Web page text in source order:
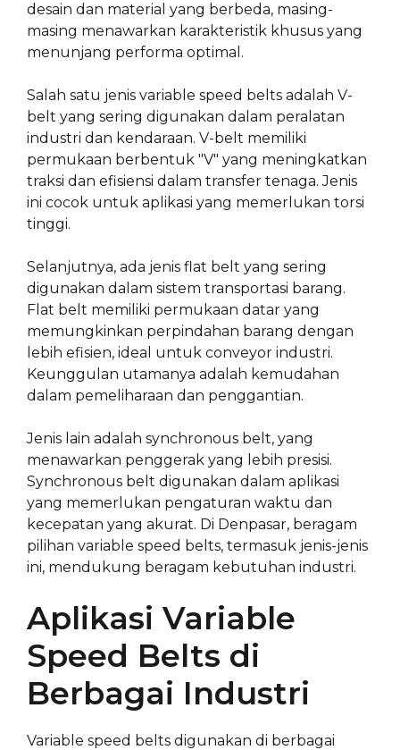
desain dan material yang berbeda, masing-
masing menawarkan karakteristik khusus yang
menunjang performa optimal.
Salah satu jenis variable speed belts adalah V-
belt yang sering digunakan dalam peralatan
industri dan kendaraan. V-belt memiliki
permukaan berbentuk "V" yang meningkatkan
traksi dan efisiensi dalam transfer tenaga. Jenis
ini cocok untuk aplikasi yang memerlukan torsi
tinggi.
Selanjutnya, ada jenis flat belt yang sering
digunakan dalam sistem transportasi barang.
Flat belt memiliki permukaan datar yang
memungkinkan perpindahan barang dengan
lebih efisien, ideal untuk conveyor industri.
Keunggulan utamanya adalah kemudahan
dalam pemeliharaan dan penggantian.
Jenis lain adalah synchronous belt, yang
menawarkan penggerak yang lebih presisi.
Synchronous belt digunakan dalam aplikasi
yang memerlukan pengaturan waktu dan
kecepatan yang akurat. Di Denpasar, beragam
pilihan variable speed belts, termasuk jenis-jenis
ini, mendukung beragam kebutuhan industri.
Aplikasi Variable
Speed Belts di
Berbagai Industri
Variable speed belts digunakan di berbagai